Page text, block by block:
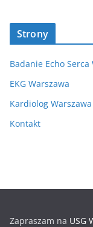
Strony
Badanie Echo Serca
EKG Warszawa
Kardiolog Warszawa
Kontakt
Zapraszam na USG